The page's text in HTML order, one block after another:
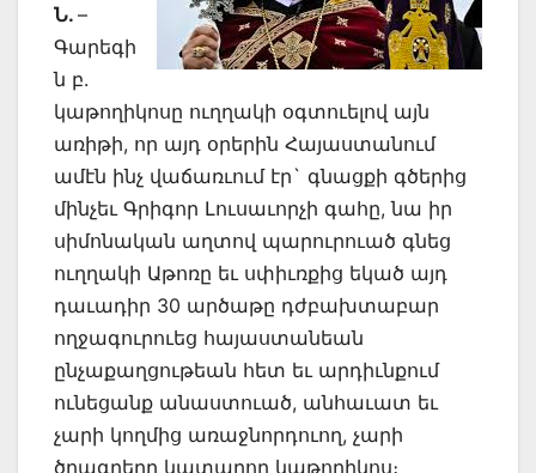
Ն. –
Գարեգի
ն բ.
կաթողիկոսը ուղղակի օգտուելով այն
առիթի, որ այդ օրերին Հայաստանում
ամէն ինչ վաճառւում էր` գնացքի գծերից
մինչեւ Գրիգոր Լուսաւորչի գահը, նա իր
սիմոնական աղտով պարուրուած գնեց
ուղղակի Աթոռը եւ սփիւռքից եկած այդ
դաւադիր 30 արծաթը դժբախտաբար
ողջագուրուեց հայաստանեան
ընչաքաղցութեան հետ եւ արդիւնքում
ունեցանք անաստուած, անհաւատ եւ
չարի կողմից առաջնորդուող, չարի
ծրագրերը կատարող կաթողիկոս։